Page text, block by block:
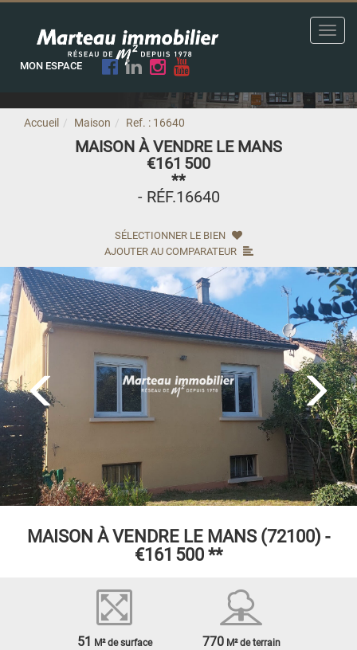
MON ESPACE
Accueil Maison Ref. : 16640
MAISON À VENDRE LE MANS
€161 500
**
- RÉF.16640
SÉLECTIONNER LE BIEN
AJOUTER AU COMPARATEUR
MAISON À VENDRE LE MANS (72100) -
€161 500 **
51 M² de surface 770M² de terrain